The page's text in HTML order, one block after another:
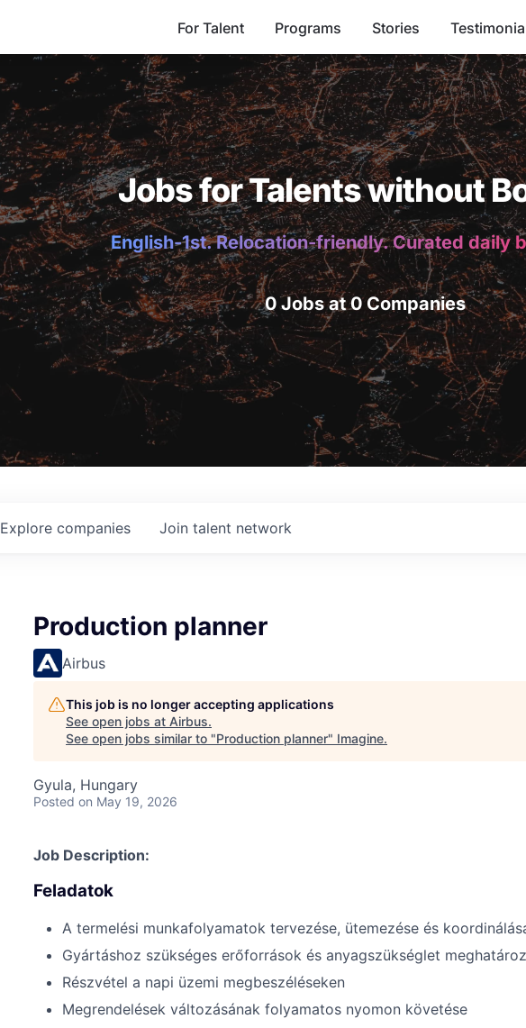
For Talent Programs Stories
Jobs for Talents without
English-1st. Relocation-friendly. Curated daily
0 Jobs at 0 Companies
Explore companies Join talent network
Production planner
Airbus
This job is no longer accepting applications
See open jobs at Airbus.
See open jobs similar to "Production planner" Imagine.
Gyula, Hungary
Posted on May 19, 2026
Job Description:
Feladatok
A termelési munkafolyamatok tervezése, ütemezése és
Gyártáshoz szükséges erőforrások és anyagszükséglet
Részvétel a napi üzemi megbeszéléseken
Megrendelések változásának folyamatos nyomon követése